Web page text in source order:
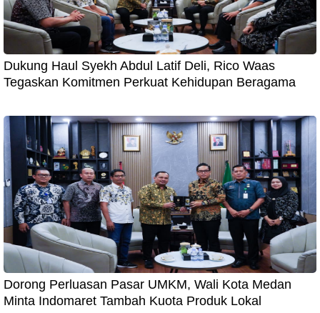
Dukung Haul Syekh Abdul Latif Deli, Rico Waas
Tegaskan Komitmen Perkuat Kehidupan Beragama
Dorong Perluasan Pasar UMKM, Wali Kota Medan
Minta Indomaret Tambah Kuota Produk Lokal